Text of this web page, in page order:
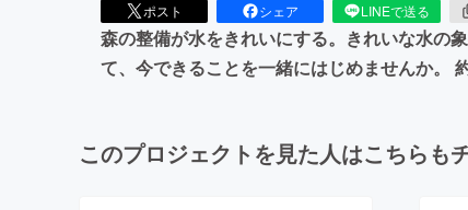
ポスト シェア LINEで送る
森の整備が水をきれいにする。きれいな水の
て、今できることを一緒にはじめませんか。
このプロジェクトを見た人はこちらも